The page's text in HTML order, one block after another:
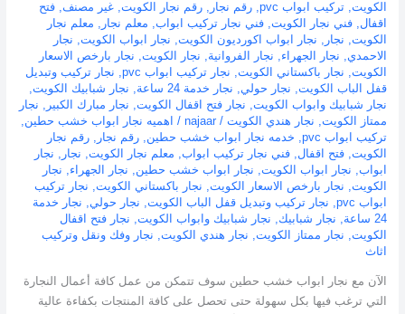
الكويت, تركيب ابواب pvc , رقم نجار , رقم نجار الكويت, غير مصنف, فتح
اقفال, فني نجار الكويت, فني نجار تركيب ابواب, معلم نجار , معلم نجار
الكويت, نجار , نجار ابواب اكورديون الكويت, نجار ابواب الكويت, نجار
الاحمدي, نجار الجهراء, نجار الفروانية, نجار الكويت, نجار بارخص الاسعار
الكويت, نجار باكستاني الكويت, نجار تركيب ابواب pvc , نجار تركيب وتبديل
قفل الباب الكويت, نجار حولي, نجار خدمة 24 ساعة , نجار شبابيك الكويت,
نجار شبابيك وابواب الكويت, نجار فتح اقفال الكويت, نجار مبارك الكبير , نجار
ممتاز الكويت, نجار هندي الكويت/
najaar
/ اهميه نجار ابواب خشب حطين,
تركيب ابواب pvc
, خدمه نجار ابواب خشب حطين, رقم نجار , رقم نجار
الكويت, فتح اقفال, فني نجار تركيب ابواب, معلم نجار الكويت, نجار , نجار
ابواب, نجار ابواب الكويت, نجار ابواب خشب حطين, نجار الجهراء, نجار
الكويت, نجار بارخص الاسعار الكويت, نجار باكستاني الكويت, نجار تركيب
ابواب pvc
, نجار تركيب وتبديل قفل الباب الكويت, نجار حولي, نجار خدمة
24 ساعة
, نجار شبابيك, نجار شبابيك وابواب الكويت, نجار فتح اقفال
الكويت, نجار ممتاز الكويت, نجار هندي الكويت, نجار وفك ونقل وتركيب
اثاث
الآن مع نجار ابواب خشب حطين سوف تتمكن من عمل كافة أعمال النجارة
التي ترغب فيها بكل سهولة حتى تحصل على كافة المنتجات بكفاءة عالية